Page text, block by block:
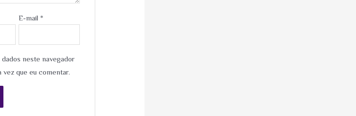
E-mail *
dados neste navegador
vez que eu comentar.